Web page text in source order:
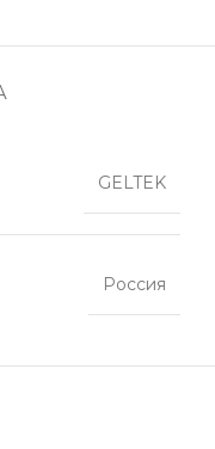
GELTEK
Россия